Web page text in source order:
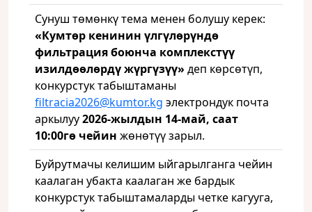
Сунуш төмөнкү тема менен болушу керек:
«Кумтөр кенинин үлгүлөрүндө
фильтрация боюнча комплекстүү
изилдөөлөрдү жүргүзүү»деп көрсөтүп,
конкурстук табыштаманы
filtracia2026@kumtor.kg электрондук почта
аркылуу2026-жылдын 14-май, саат
10:00гө чейин жөнөтүү зарыл.
Буйрутмачы келишим ыйгарылганга чейин
каалаган убакта каалаган же бардык
конкурстук табыштамаларды четке кагууга,